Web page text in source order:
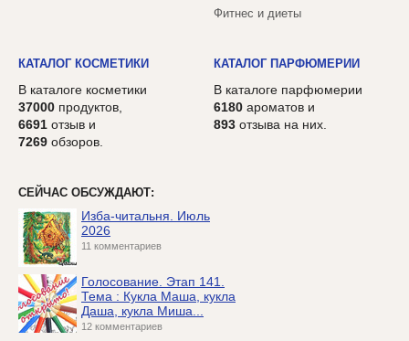
Фитнес и диеты
КАТАЛОГ КОСМЕТИКИ
В каталоге косметики
37000 продуктов,
6691 отзыв и
7269 обзоров.
КАТАЛОГ ПАРФЮМЕРИИ
В каталоге парфюмерии
6180 ароматов и
893 отзыва на них.
СЕЙЧАС ОБСУЖДАЮТ:
Изба-читальня. Июль
2026
11 комментариев
Голосование. Этап 141.
Тема : Кукла Маша, кукла
Даша, кукла Миша...
12 комментариев